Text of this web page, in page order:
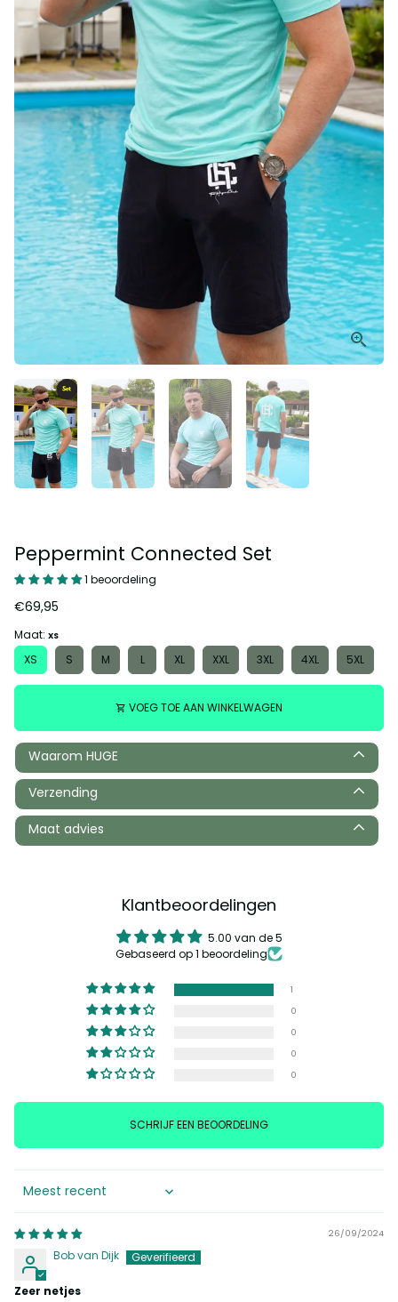
Peppermint Connected Set
1 beoordeling
€69,95
Maat: XS
XS S M L XL XXL 3XL 4XL 5XL
shopping_cart VOEG TOE AAN WINKELWAGEN
Waarom HUGE
Verzending
Maat advies
Klantbeoordelingen
5.00 van de 5
Gebaseerd op 1 beoordeling
1
0
0
0
0
SCHRIJF EEN BEOORDELING
Sort by
26/09/2024
Bob van Dijk
Zeer netjes